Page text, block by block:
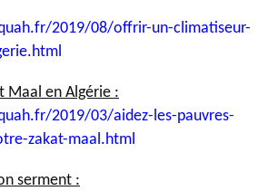
2019/08/offrir-un-climatiseur-
Maal en Algérie :
2019/03/aidez-les-pauvres-
zakat-maal.html
serment :